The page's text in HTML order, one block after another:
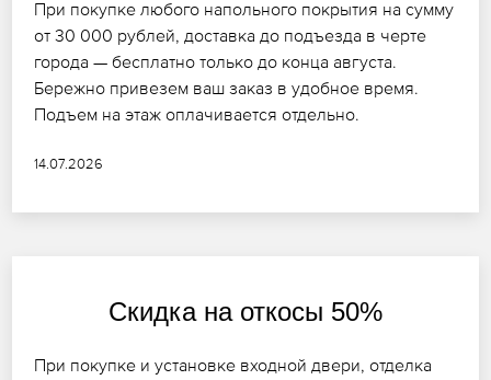
При покупке любого напольного покрытия на сумму
от 30 000 рублей, доставка до подъезда в черте
города — бесплатно только до конца августа.
Бережно привезем ваш заказ в удобное время.
Подъем на этаж оплачивается отдельно.
14.07.2026
Скидка на откосы 50%
При покупке и установке входной двери, отделка